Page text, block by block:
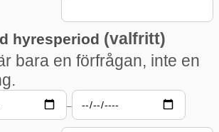
hyresperiod (valfritt)
bara en förfrågan, inte en
–